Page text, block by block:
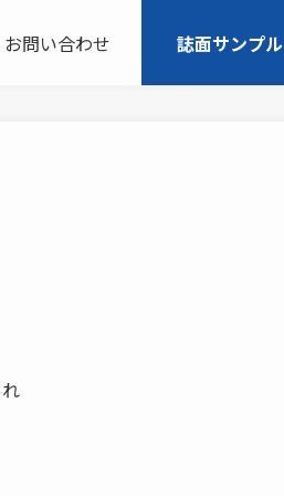
お問い合わせ 誌面サンプル